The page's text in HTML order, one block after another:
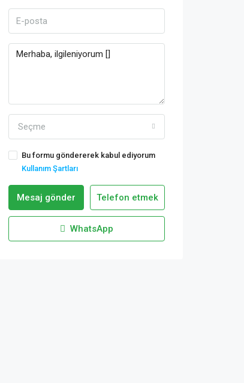
Seçme
Bu formu göndererek kabul ediyorum
Kullanım Şartları
Mesaj gönder Telefon etmek
WhatsApp